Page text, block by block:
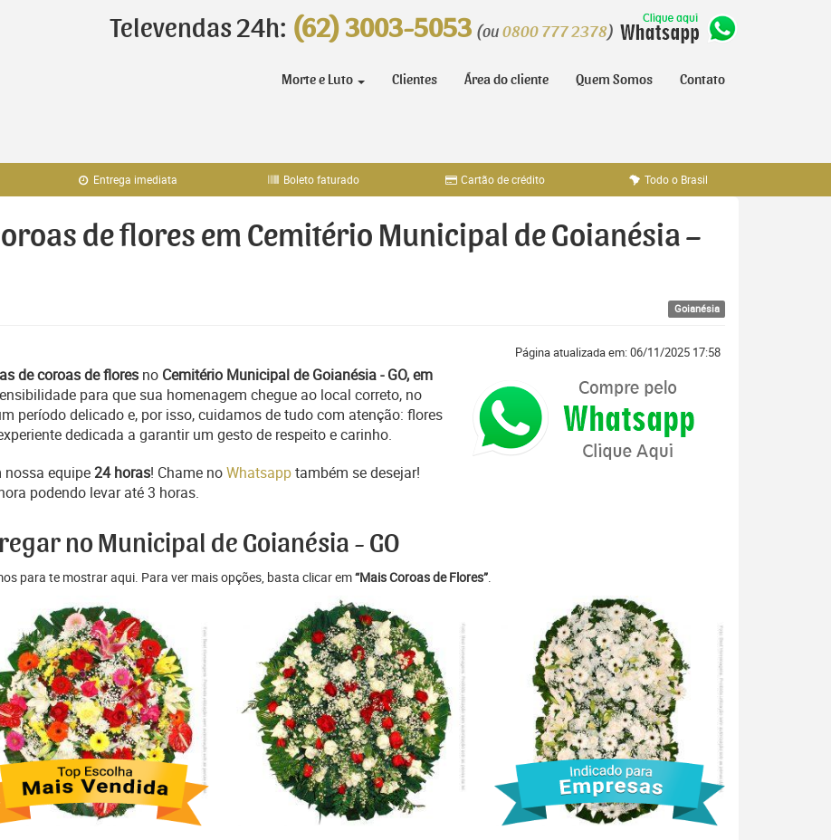
Televendas 24h: (62) 3003-5053 (ou 0800 777 2378)
Morte e Luto Clientes Área do cliente Quem Somos Contato
Entrega imediata Boleto faturado Cartão de crédito Todo o Brasil
de flores em Cemitério Municipal de Goianésia –
Goianésia
Página atualizada em: 06/11/2025 17:58
de coroas de flores no Cemitério Municipal de Goianésia - GO, em
para que sua homenagem chegue ao local correto, no
período delicado e, por isso, cuidamos de tudo com atenção: flores
dedicada a garantir um gesto de respeito e carinho.
nossa equipe24 horas! Chame noWhatsapptambém se desejar!
podendo levar até 3 horas.
no Municipal de Goianésia - GO
para te mostrar aqui. Para ver mais opções, basta clicar em“Mais Coroas de Flores”.